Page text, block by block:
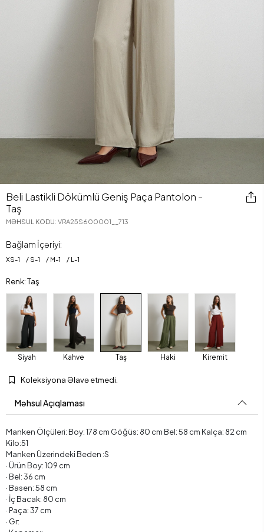
Beli Lastikli Dökümlü Geniş Paça Pantolon -
Taş
MƏHSUL KODU: VRA25S600001__713
Bağlam İçəriyi:
XS-1 S-1 M-1 L -1
Renk: Taş
Siyah Kahve Taş Haki Kiremit
Koleksiyona Əlavə etmedi.
Məhsul Açıqlaması
Manken Ölçüleri: Boy: 178 cm Göğüs: 80 cm Bel: 58 cm Kalça: 82 cm
Kilo:51
Manken Üzerindeki Beden :S
· Ürün Boy: 109 cm
· Bel: 36 cm
· Basen: 58 cm
· İç Bacak: 80 cm
· Paça: 37 cm
· Gr: